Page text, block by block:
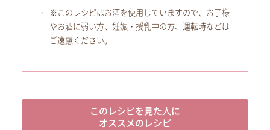
※このレシピはお酒を使用していますので、お子様
やお酒に弱い方、妊娠・授乳中の方、運転時などは
ご遠慮ください。
このレシピを見た人に
オススメのレシピ